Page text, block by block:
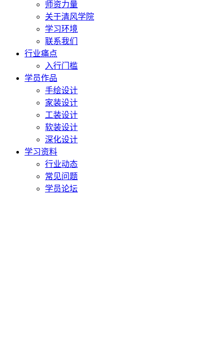
师资力量
关于清风学院
学习环境
联系我们
行业痛点
入行门槛
学员作品
手绘设计
家装设计
工装设计
软装设计
深化设计
学习资料
行业动态
常见问题
学员论坛